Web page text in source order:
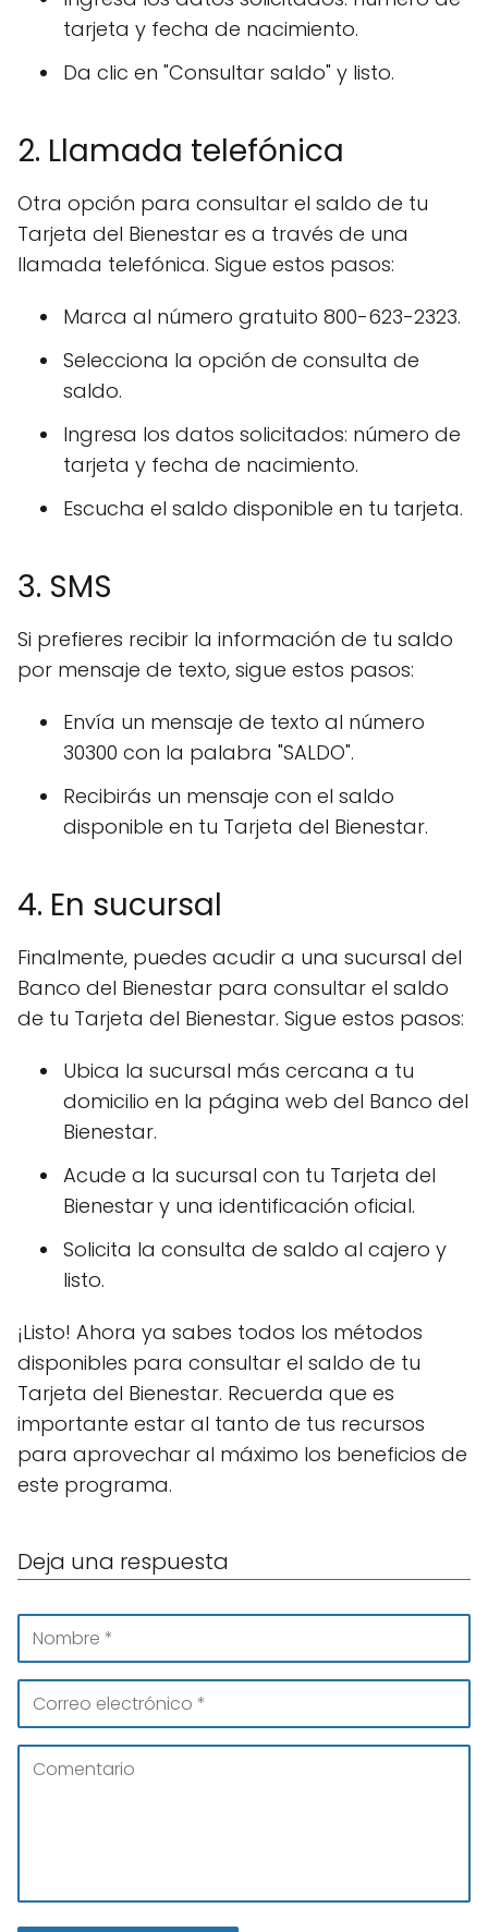
tarjeta y fecha de nacimiento.
Da clic en "Consultar saldo" y listo.
2. Llamada telefónica
Otra opción para consultar el saldo de tu
Tarjeta del Bienestar es a través de una
llamada telefónica. Sigue estos pasos:
Marca al número gratuito 800-623-2323.
Selecciona la opción de consulta de
saldo.
Ingresa los datos solicitados: número de
tarjeta y fecha de nacimiento.
Escucha el saldo disponible en tu tarjeta.
3. SMS
Si prefieres recibir la información de tu saldo
por mensaje de texto, sigue estos pasos:
Envía un mensaje de texto al número
30300 con la palabra "SALDO".
Recibirás un mensaje con el saldo
disponible en tu Tarjeta del Bienestar.
4. En sucursal
Finalmente, puedes acudir a una sucursal del
Banco del Bienestar para consultar el saldo
de tu Tarjeta del Bienestar. Sigue estos pasos:
Ubica la sucursal más cercana a tu
domicilio en la página web del Banco del
Bienestar.
Acude a la sucursal con tu Tarjeta del
Bienestar y una identificación oficial.
Solicita la consulta de saldo al cajero y
listo.
¡Listo! Ahora ya sabes todos los métodos
disponibles para consultar el saldo de tu
Tarjeta del Bienestar. Recuerda que es
importante estar al tanto de tus recursos
para aprovechar al máximo los beneficios de
este programa.
Deja una respuesta